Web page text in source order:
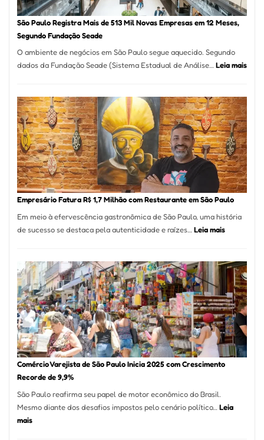
São Paulo Registra Mais de 513 Mil Novas Empresas em 12 Meses,
Segundo Fundação Seade
O ambiente de negócios em São Paulo segue aquecido. Segundo
dados da Fundação Seade (Sistema Estadual de Análise… Leia mais:
de
513
Mil
em
Empresário Fatura R$ 1,7 Milhão com Restaurante em São Paulo
Em meio à efervescência gastronômica de São Paulo, uma história
de sucesso se destaca pela autenticidade e raízes… Leia mais:
R$
Milhão
com
em
São
Paulo
Comércio Varejista de São Paulo Inicia 2025 com Crescimento
Recorde de 9,9%
São Paulo reafirma seu papel de motor econômico do Brasil.
Mesmo diante dos desafios impostos pelo cenário político… Leia
mais: